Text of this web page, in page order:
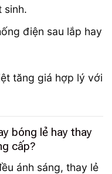
sinh.
điện sau lắp hay
tăng giá hợp lý với
bóng lẻ hay thay
cấp?
ánh sáng, thay lẻ